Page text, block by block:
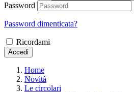
Password
Password dimenticata?
Ricordami
Accedi
Home
Novità
Le circolari